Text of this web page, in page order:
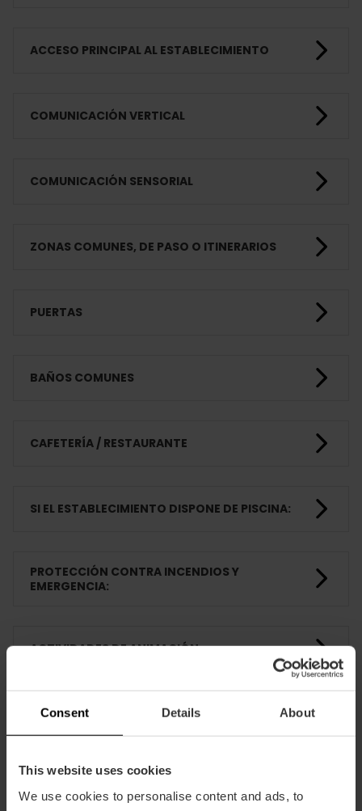
Consent Details About
This website uses cookies
We use cookies to personalise content and ads, to
ACCESO PRINCIPAL AL ESTABLECIMIENTO
COMUNICACIÓN VERTICAL
COMUNICACIÓN SENSORIAL
ZONAS COMUNES, DE PASO O ITINERARIOS
PUERTAS
BAÑOS COMUNES
CAFETERÍA / RESTAURANTE
SI EL ESTABLECIMIENTO DISPONE DE PISCINA:
PROTECCIÓN CONTRA INCENDIOS Y
EMERGENCIA:
ACTIVIDADES DE ANIMACIÓN
HABITACIONES
FORMACIÓN